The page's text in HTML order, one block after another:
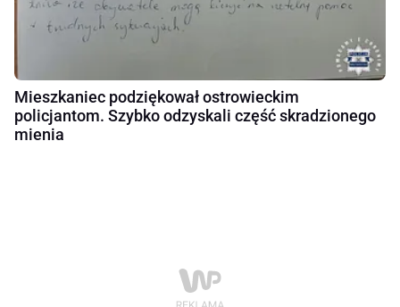
Mieszkaniec podziękował ostrowieckim
policjantom. Szybko odzyskali część skradzionego
mienia